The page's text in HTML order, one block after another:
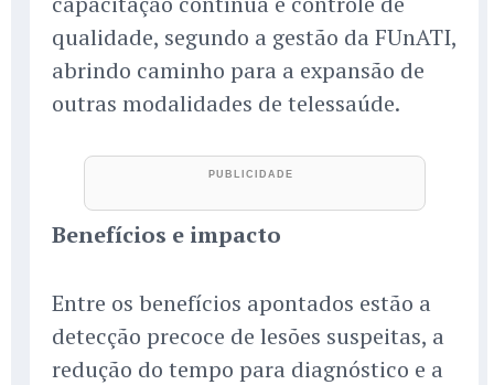
qualidade, segundo a gestão da FUnATI,
abrindo caminho para a expansão de
outras modalidades de telessaúde.
Benefícios e impacto
Entre os benefícios apontados estão a
detecção precoce de lesões suspeitas, a
redução do tempo para diagnóstico e a